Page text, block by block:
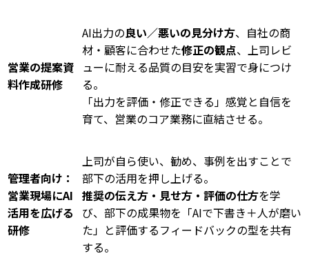
営業の提案資
料作成研修
AI出力の良い／悪いの見分け方、自社の商
材・顧客に合わせた修正の観点、上司レビ
ューに耐える品質の目安を実習で身につけ
る。
「出力を評価・修正できる」感覚と自信を
育て、営業のコア業務に直結させる。
管理者向け：
営業現場にAI
活用を広げる
研修
上司が自ら使い、勧め、事例を出すことで
部下の活用を押し上げる。
推奨の伝え方・見せ方・評価の仕方を学
び、部下の成果物を「AIで下書き＋人が磨い
た」と評価するフィードバックの型を共有
する。